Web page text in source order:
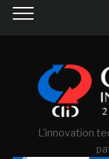
L'innovation